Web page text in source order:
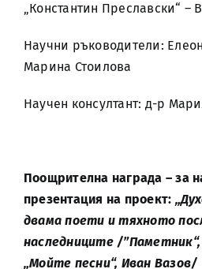
„Константин Преславски“ –
Научни ръководители:
Марина Стоилова
Научен консултант: д-р
Поощрителна награда – за
презентация на проект:
двама поети и тяхното
наследниците /
„Мойте песни“, Иван Вазов/